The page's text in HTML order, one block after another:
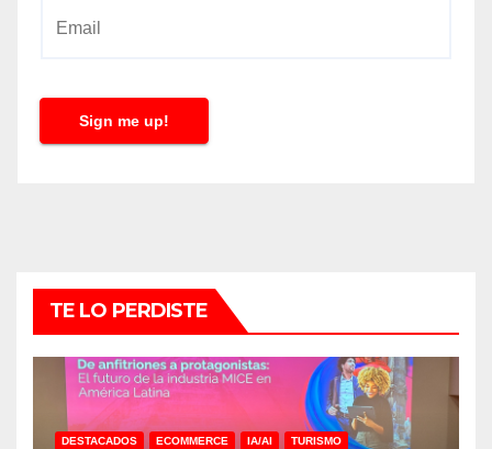
l
Sign me up!
TE LO PERDISTE
DESTACADOS ECOMMERCE IA/AI TURISMO